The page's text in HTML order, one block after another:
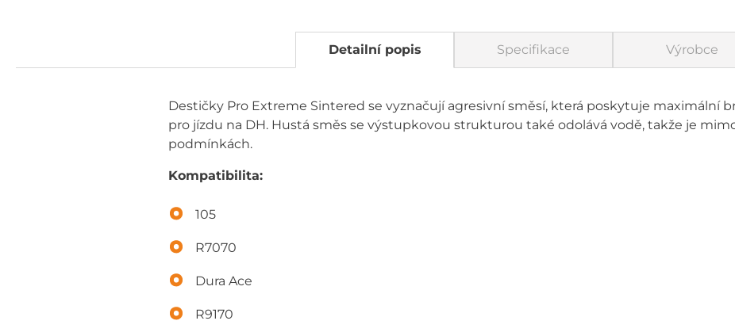
Detailní popis Specifikace Výrobce
Destičky Pro Extreme Sintered se vyznačují agresivní směsí, která poskytuje maximální
pro jízdu na DH. Hustá směs se výstupkovou strukturou také odolává vodě, takže je
podmínkách.
Kompatibilita:
105
R7070
Dura Ace
R9170